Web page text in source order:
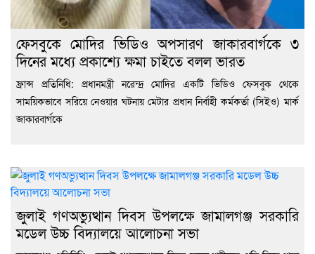
ফেসবুকে মোদির ভিডিও অপসারণ জাকারবার্গকে ৩
দিনের মধ্যে প্রকাশ্যে ক্ষমা চাইতে বলল ভারত
ফ্রান্স প্রতিনিধি: প্রধানমন্ত্রী নরেন্দ্র মোদির একটি ভিডিও ফেসবুক থেকে
সাময়িকভাবে সরিয়ে নেওয়ার ঘটনায় মেটার প্রধান নির্বাহী কর্মকর্তা (সিইও) মার্ক
জাকারবার্গকে
জুলাই গণঅভ্যুত্থান দিবস উপলক্ষে জামালগঞ্জ সরকারি
মডেল উচ্চ বিদ্যালয়ে আলোচনা সভা